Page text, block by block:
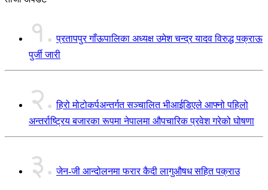
१. प्रतापपुर गाँऊपालिका अध्यक्ष उमेश चन्द्र यादव विरुद्ध पक्राऊ
पुर्जी जारी
२. हिरो मोटोकर्पअन्तर्गत सञ्चालित भीआईडिएले आफ्नो पहिलो
अन्तर्राष्ट्रिय बजारका रूपमा नेपालमा औपचारिक प्रवेश गरेको घोषणा
३. जेन-जी आन्दोलनमा फरार कैदी लागुऔषध सहित पक्राउ